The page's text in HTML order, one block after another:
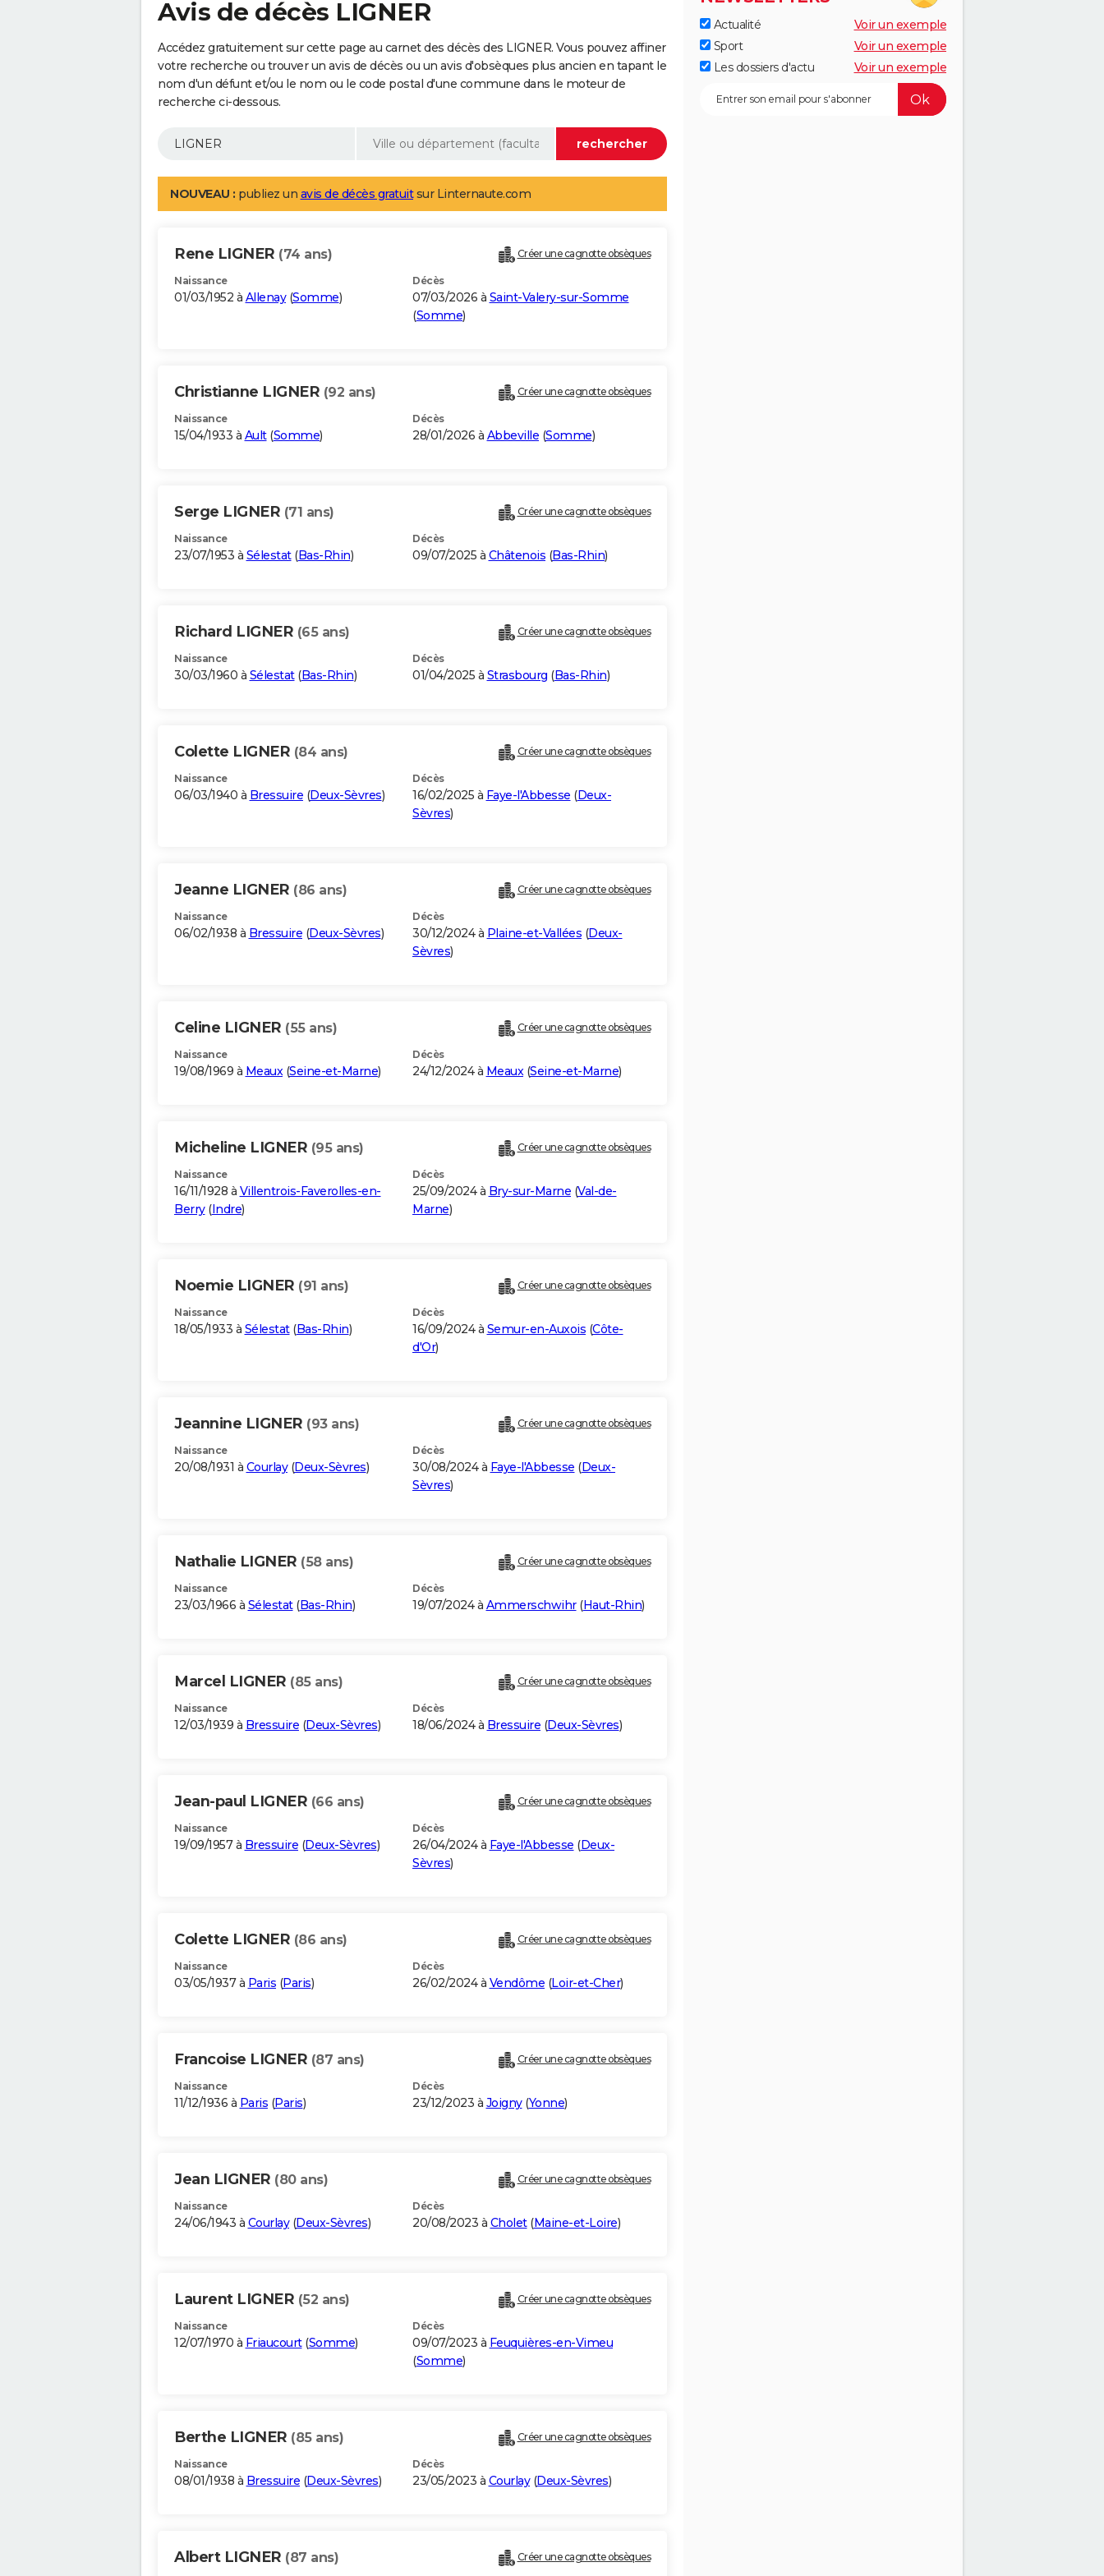
Avis de décès LIGNER
Accédez gratuitement sur cette page au carnet des décès des LIGNER. Vous pouvez affiner
votre recherche ou trouver un avis de décès ou un avis d'obsèques plus ancien en tapant le
nom d'un défunt et/ou le nom ou le code postal d'une commune dans le moteur de
recherche ci-dessous.
NOUVEAU : publiez un avis de décès gratuitsur Linternaute.com
Rene LIGNER (74 ans) Créer une cagnotte obsèques
Naissance
01/03/1952 à Allenay(Somme)
Décès
07/03/2026 à Saint-Valery-sur-Somme
(Somme)
Christianne LIGNER (92 ans) Créer une cagnotte obsèques
Naissance
15/04/1933 à Ault(Somme)
Décès
28/01/2026 à Abbeville (Somme)
Serge LIGNER (71 ans) Créer une cagnotte obsèques
Naissance
23/07/1953 à Sélestat(Bas-Rhin)
Décès
09/07/2025 à Châtenois (Bas-Rhin)
Richard LIGNER (65 ans) Créer une cagnotte obsèques
Naissance
30/03/1960 à Sélestat(Bas-Rhin)
Décès
01/04/2025 à Strasbourg (Bas-Rhin)
Colette LIGNER (84 ans) Créer une cagnotte obsèques
Naissance
06/03/1940 à Bressuire (Deux-Sèvres)
Décès
16/02/2025 à Faye-l'Abbesse (Deux-
Sèvres)
Jeanne LIGNER (86 ans) Créer une cagnotte obsèques
Naissance
06/02/1938 à Bressuire (Deux-Sèvres)
Décès
30/12/2024 à Plaine-et-Vallées (Deux-
Sèvres)
Celine LIGNER (55 ans) Créer une cagnotte obsèques
Naissance
19/08/1969 à Meaux(Seine-et-Marne)
Décès
24/12/2024 à Meaux(Seine-et-Marne)
Micheline LIGNER (95 ans) Créer une cagnotte obsèques
Naissance
16/11/1928 à Villentrois-Faverolles-en-
Berry(Indre)
Décès
25/09/2024 à Bry-sur-Marne (Val-de-
Marne)
Noemie LIGNER (91 ans) Créer une cagnotte obsèques
Naissance
18/05/1933 à Sélestat(Bas-Rhin)
Décès
16/09/2024 à Semur-en-Auxois (Côte-
d'Or)
Jeannine LIGNER (93 ans) Créer une cagnotte obsèques
Naissance
20/08/1931 à Courlay(Deux-Sèvres)
Décès
30/08/2024 à Faye-l'Abbesse (Deux-
Sèvres)
Nathalie LIGNER (58 ans) Créer une cagnotte obsèques
Naissance
23/03/1966 à Sélestat(Bas-Rhin)
Décès
19/07/2024 à Ammerschwihr(Haut-Rhin)
Marcel LIGNER (85 ans) Créer une cagnotte obsèques
Naissance
12/03/1939 à Bressuire (Deux-Sèvres)
Décès
18/06/2024 à Bressuire (Deux-Sèvres)
Jean-paul LIGNER (66 ans) Créer une cagnotte obsèques
Naissance
19/09/1957 à Bressuire (Deux-Sèvres)
Décès
26/04/2024 à Faye-l'Abbesse (Deux-
Sèvres)
Colette LIGNER (86 ans) Créer une cagnotte obsèques
Naissance
03/05/1937 à Paris (Paris)
Décès
26/02/2024 à Vendôme (Loir-et-Cher)
Francoise LIGNER (87 ans) Créer une cagnotte obsèques
Naissance
11/12/1936 à Paris (Paris)
Décès
23/12/2023 à Joigny(Yonne)
Jean LIGNER (80 ans) Créer une cagnotte obsèques
Naissance
24/06/1943 à Courlay(Deux-Sèvres)
Décès
20/08/2023 à Cholet(Maine-et-Loire)
Laurent LIGNER (52 ans) Créer une cagnotte obsèques
Naissance
12/07/1970 à Friaucourt(Somme)
Décès
09/07/2023 à Feuquières-en-Vimeu
(Somme)
Berthe LIGNER (85 ans) Créer une cagnotte obsèques
Naissance
08/01/1938 à Bressuire (Deux-Sèvres)
Décès
23/05/2023 à Courlay(Deux-Sèvres)
Albert LIGNER (87 ans) Créer une cagnotte obsèques
Actualité
Voir un exemple
Sport
Voir un exemple
Les dossiers d'actu
Voir un exemple